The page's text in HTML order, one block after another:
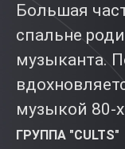
Большая
спальне
музыканта.
музыкой 80-
ГРУППА "CULTS"